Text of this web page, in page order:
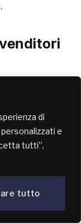
di
e
tutti”,
tutto